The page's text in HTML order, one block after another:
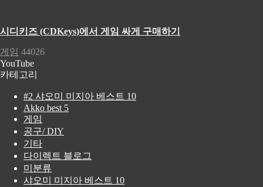
시디키즈 (CDKeys)에서 게임 싸게 구매하기
게임 44026
YouTube
카테고리
#2 샤오미 미지아 베스트 10
Akko best 5
게임
공구/ DIY
기타
다이렉트 블로그
미분류
샤오미 미지아 베스트 10